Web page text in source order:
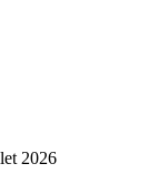
2026